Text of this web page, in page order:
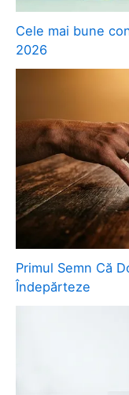
Cele mai bune
2026
Primul Semn Că
Îndepărteze